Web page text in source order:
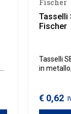
Fischer
Tasselli
Fischer
Tasselli
in
e mobili
€ 0,62